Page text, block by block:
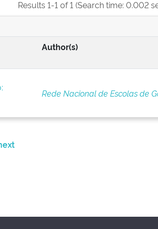
Results 1-1 of 1 (Search time: 0.002
Author(s)
Rede Nacional de Escolas de